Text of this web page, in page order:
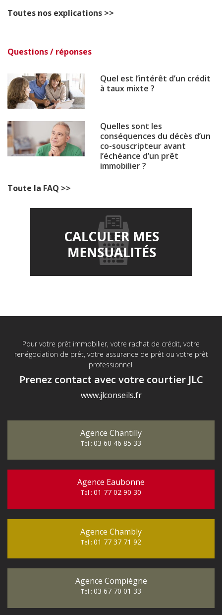
Toutes nos explications >>
Questions / réponses
Quel est l’intérêt d’un crédit
à taux mixte ?
Quelles sont les
conséquences du décès d’un
co-souscripteur avant
l’échéance d’un prêt
immobilier ?
Toute la FAQ >>
Pour votre prêt immobilier, votre rachat de crédit, votre
renégociation de prêt, votre assurance de prêt ou votre prêt
professionnel.
Prenez contact avec votre courtier JLC
www.jlconseils.fr
Agence Chantilly
Tel : 03 60 46 85 33
Agence Eaubonne
Tel : 01 77 02 90 30
Agence Chambly
Tel : 01 77 37 71 92
Agence Compiègne
Tel : 03 67 70 01 33